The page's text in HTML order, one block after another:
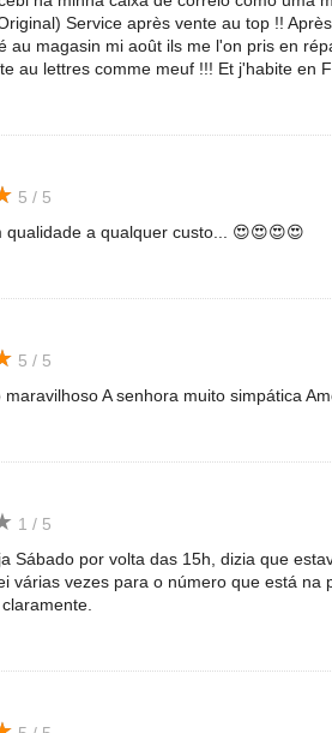
Service après vente au top !!
au magasin mi août ils me l'on pris en
au lettres comme meuf !!! Et j'habite en
5 / 5
qualidade a qualquer custo... 😍😍😍😍
5 / 5
maravilhoso A senhora muito simpática
1 / 5
Sábado por volta das 15h, dizia que
várias vezes para o número que está na